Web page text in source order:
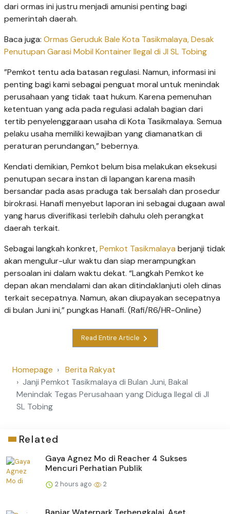
dari ormas ini justru menjadi amunisi penting bagi
pemerintah daerah.
Baca juga: Ormas Geruduk Bale Kota Tasikmalaya, Desak
Penutupan Garasi Mobil Kontainer Ilegal di Jl SL Tobing
​”Pemkot tentu ada batasan regulasi. Namun, informasi ini
penting bagi kami sebagai penguat moral untuk menindak
perusahaan yang tidak taat hukum. Karena pemenuhan
ketentuan yang ada pada regulasi adalah bagian dari
tertib penyelenggaraan usaha di Kota Tasikmalaya. Semua
pelaku usaha memiliki kewajiban yang diamanatkan di
peraturan perundangan,” bebernya.
​Kendati demikian, Pemkot belum bisa melakukan eksekusi
penutupan secara instan di lapangan karena masih
bersandar pada asas praduga tak bersalah dan prosedur
birokrasi. Hanafi menyebut laporan ini sebagai dugaan awal
yang harus diverifikasi terlebih dahulu oleh perangkat
daerah terkait.
​Sebagai langkah konkret,Pemkot Tasikmalaya berjanji tidak
akan mengulur-ulur waktu dan siap merampungkan
persoalan ini dalam waktu dekat. “Langkah Pemkot ke
depan akan mendalami dan akan ditindaklanjuti oleh dinas
terkait secepatnya. Namun, akan diupayakan secepatnya
di bulan Juni ini,” pungkas Hanafi. (Rafi/R6/HR-Online)
Read Entire Article
Homepage
Berita Rakyat
Janji Pemkot Tasikmalaya di Bulan Juni, Bakal
Menindak Tegas Perusahaan yang Diduga Ilegal di Jl
SL Tobing
Related
Gaya Agnez Mo di Reacher 4 Sukses
Mencuri Perhatian Publik
2 hours ago 2